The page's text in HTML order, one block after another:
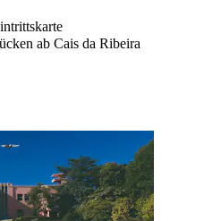
ab Cais da Ribeira